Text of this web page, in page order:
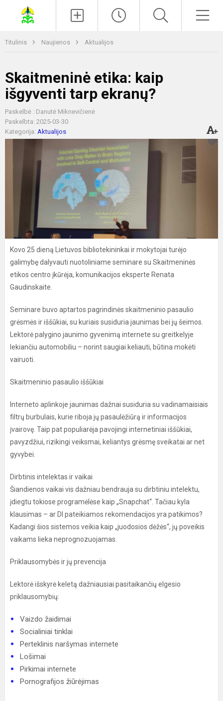
Titulinis Naujienos Aktualijos
Skaitmeninė etika: kaip
išgyventi tarp ekranų?
Paskelbė : Danutė Miknevičienė
Paskelbta: 2025-03-30
Kategorija: Aktualijos
Kovo 25 dieną Lietuvos bibliotekininkai ir mokytojai turėjo
galimybę dalyvauti nuotoliniame seminare su Skaitmeninės
etikos centro įkūrėja, komunikacijos eksperte Renata
Gaudinskaite.
Seminare buvo aptartos pagrindinės skaitmeninio pasaulio
grėsmės ir iššūkiai, su kuriais susiduria jaunimas bei jų šeimos.
Lektorė palygino jaunimo gyvenimą internete su greitkelyje
lekiančiu automobiliu – norint saugiai keliauti, būtina mokėti
vairuoti.
Skaitmeninio pasaulio iššūkiai
Interneto aplinkoje jaunimas dažnai susiduria su vadinamaisiais
filtrų burbulais, kurie riboja jų pasaulėžiūrą ir informacijos
įvairovę. Taip pat populiarėja pavojingi internetiniai iššūkiai,
pavyzdžiui, rizikingi veiksmai, keliantys grėsmę sveikatai ar net
gyvybei.
Dirbtinis intelektas ir vaikai
Šiandienos vaikai vis dažniau bendrauja su dirbtiniu intelektu,
įdiegtu tokiose programėlėse kaip „Snapchat“. Tačiau kyla
klausimas – ar DI pateikiamos rekomendacijos yra patikimos?
Kadangi šios sistemos veikia kaip „juodosios dėžės“, jų poveikis
vaikams lieka neprognozuojamas.
Priklausomybės ir jų prevencija
Lektorė išskyrė keletą dažniausiai pasitaikančių elgesio
priklausomybių:
Vaizdo žaidimai
Socialiniai tinklai
Perteklinis naršymas internete
Lošimai
Pirkimai internete
Pornografijos žiūrėjimas